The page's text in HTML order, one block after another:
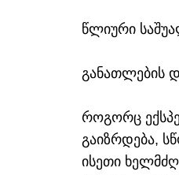
წლიური
განათლების
როგორც
გაიზრდება,
ისეთი